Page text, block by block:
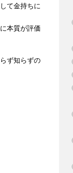
て金持ちに
本質が評価
ず知らずの